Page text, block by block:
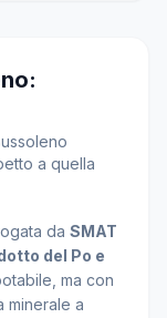
a quella
da SMAT
del Po e
ma con
minerale a